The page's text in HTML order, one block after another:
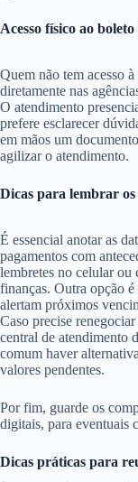
Acesso físico ao boleto
Quem não tem acesso
diretamente nas
O atendimento
prefere esclarecer
em mãos um
agilizar o atendimento.
Dicas para lembrar
É essencial anotar as
pagamentos com
lembretes no celular ou
finanças. Outra opção
alertam próximos
Caso precise
central de atendimento
comum haver
valores pendentes.
Por fim, guarde os
digitais, para eventuais
Dicas práticas para